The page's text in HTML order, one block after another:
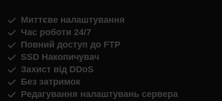
Миттєве налаштування
Час роботи 24/7
Повний доступ до FTP
SSD Накопичувач
Захист від DDoS
Без затримок
Редагування налаштувань сервера